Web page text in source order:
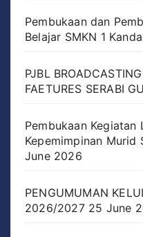
Pembukaan dan
Belajar SMKN 1
PJBL
FAETURES SERABI
Pembukaan Kegiatan
Kepemimpinan Murid
June 2026
PENGUMUMAN
2026/2027 25 June